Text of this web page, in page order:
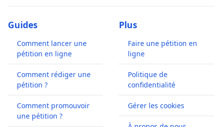
Guides
Comment lancer une
pétition en ligne
Comment rédiger une
pétition ?
Comment promouvoir
une pétition ?
Plus
Faire une pétition en
ligne
Politique de
confidentialité
Gérer les cookies